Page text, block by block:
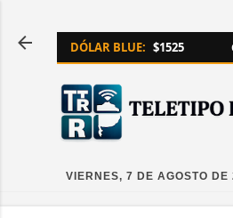
DÓLAR BLUE: $1525
VIERNES, 7 DE AGOSTO DE